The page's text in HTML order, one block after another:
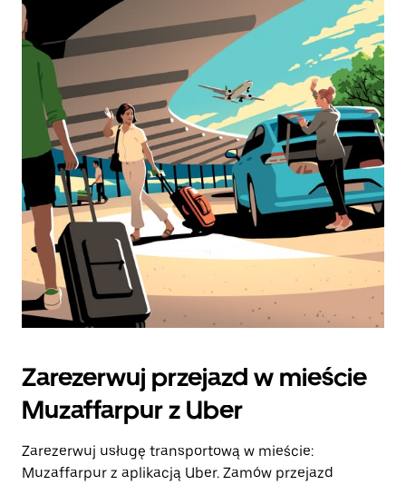
i wybrać
datę.
Naciśnij
klawisz
„Escape”,
aby
zamknąć
kalendarz.
Zarezerwuj przejazd w mieście
Muzaffarpur z Uber
Zarezerwuj usługę transportową w mieście:
Muzaffarpur z aplikacją Uber. Zamów przejazd